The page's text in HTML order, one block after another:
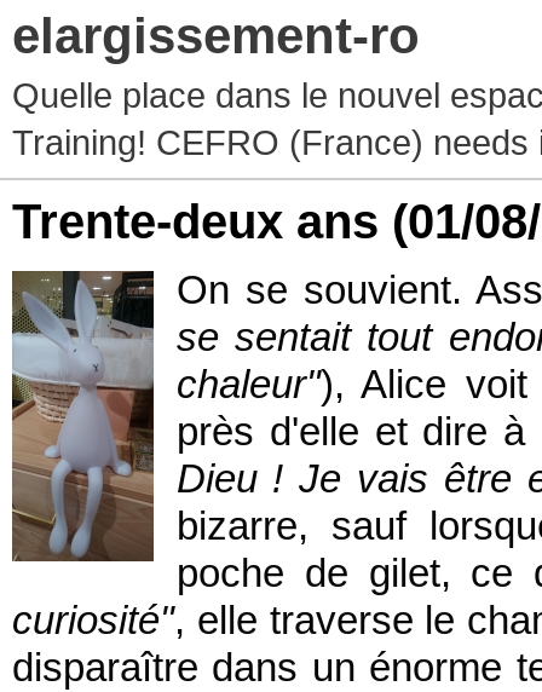
elargissement-ro
Quelle place dans le nouvel
Training! CEFRO (France) needs
Trente-deux ans (01/
On se souvient.
se sentait tout
chaleur"), Alice voit
près d'elle et dire
Dieu ! Je vais être
bizarre, sauf
poche de gilet, ce
curiosité", elle traverse le
disparaître dans un énorme